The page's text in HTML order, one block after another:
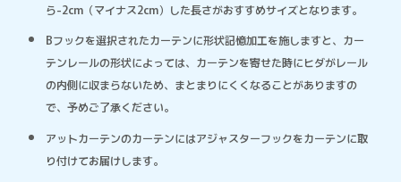
ら-2cm（マイナス2cm）した長さがおすすめサイズとなります。
Bフックを選択されたカーテンに形状記憶加工を施しますと、カー
テンレールの形状によっては、カーテンを寄せた時にヒダがレール
の内側に収まらないため、まとまりにくくなることがありますの
で、予めご了承ください。
アットカーテンのカーテンにはアジャスターフックをカーテンに取
り付けてお届けします。